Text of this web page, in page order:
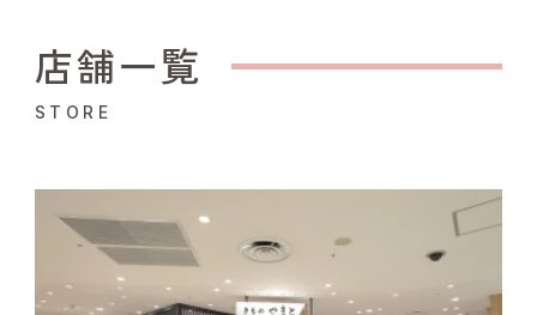
店舗一覧
STORE